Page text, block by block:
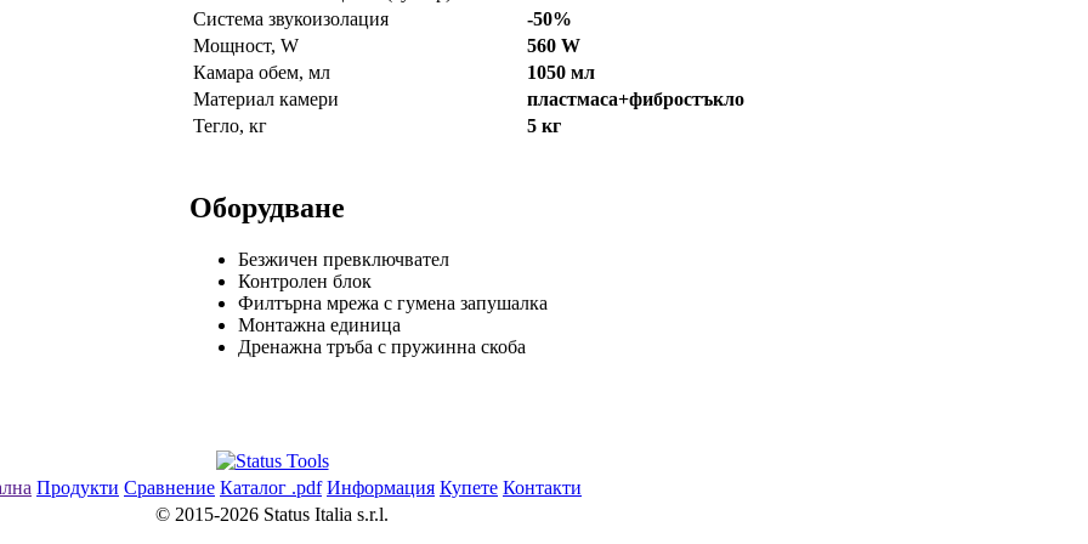
Система звукоизолация
-50%
Мощност, W
560 W
Камара обем, мл
1050 мл
Материал камери
пластмаса+фибростъкло
Тегло, кг
5 кг
Оборудване
Безжичен превключвател
Контролен блок
Филтърна мрежа с гумена запушалка
Монтажна единица
Дренажна тръба с пружинна скоба
Продукти Сравнение Каталог .pdf Информация Купете Контакти
© 2015-2026 Status Italia s.r.l.